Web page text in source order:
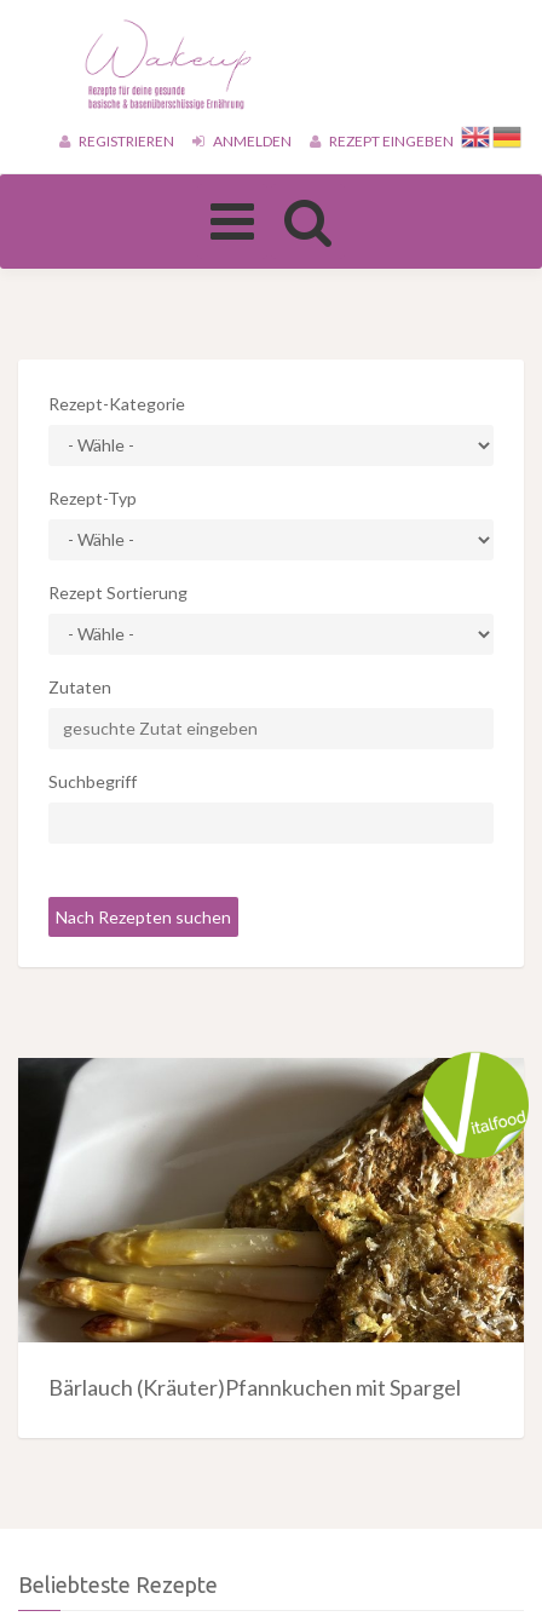
REGISTRIEREN ANMELDEN REZEPT EINGEBEN
Toggle
navigation
Rezept-Kategorie
Rezept-Typ
Rezept Sortierung
Zutaten
Suchbegriff
Nach Rezepten suchen
Bärlauch (Kräuter)Pfannkuchen mit Spargel
Beliebteste Rezepte